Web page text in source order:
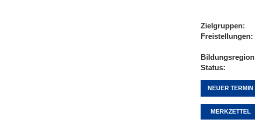
Zielgruppen
Freistellungen
Bildungsregion
Status
NEUER TERMIN
MERKZETTEL